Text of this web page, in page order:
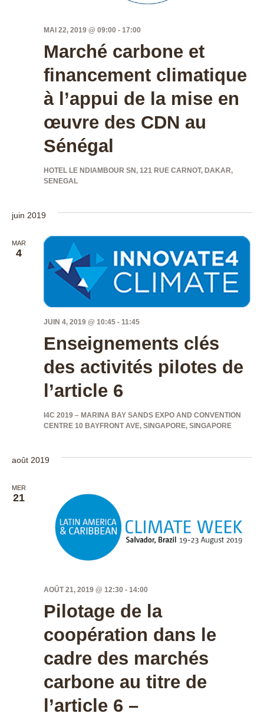
Marché carbone et
financement climatique
à l’appui de la mise en
œuvre des CDN au
Sénégal
MAI 22, 2019 @ 09:00 - 17:00
HOTEL LE NDIAMBOUR SN, 121 RUE CARNOT, DAKAR,
SENEGAL
juin 2019
MAR
4
Enseignements clés
des activités pilotes de
l’article 6
JUIN 4, 2019 @ 10:45 - 11:45
I4C 2019 – MARINA BAY SANDS EXPO AND CONVENTION
CENTRE 10 BAYFRONT AVE, SINGAPORE, SINGAPORE
août 2019
MER
21
Pilotage de la
coopération dans le
cadre des marchés
carbone au titre de
l’article 6 –
AOÛT 21, 2019 @ 12:30 - 14:00